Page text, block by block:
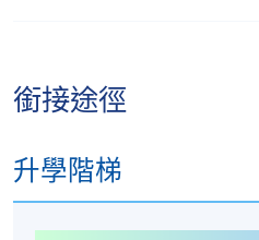
區域法院法官
銜接途徑
升學階梯